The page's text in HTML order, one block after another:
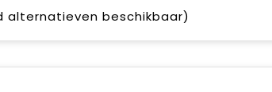
alternatieven beschikbaar)